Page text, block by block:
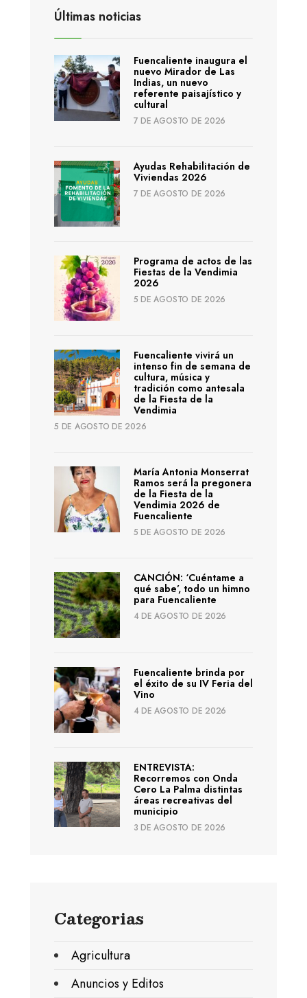
Últimas noticias
Fuencaliente inaugura el
nuevo Mirador de Las
Indias, un nuevo
referente paisajístico y
cultural
7 DE AGOSTO DE 2026
Ayudas Rehabilitación de
Viviendas 2026
7 DE AGOSTO DE 2026
Programa de actos de las
Fiestas de la Vendimia
2026
5 DE AGOSTO DE 2026
Fuencaliente vivirá un
intenso fin de semana de
cultura, música y
tradición como antesala
de la Fiesta de la
Vendimia
5 DE AGOSTO DE 2026
María Antonia Monserrat
Ramos será la pregonera
de la Fiesta de la
Vendimia 2026 de
Fuencaliente
5 DE AGOSTO DE 2026
CANCIÓN: ‘Cuéntame a
qué sabe’, todo un himno
para Fuencaliente
4 DE AGOSTO DE 2026
Fuencaliente brinda por
el éxito de su IV Feria del
Vino
4 DE AGOSTO DE 2026
ENTREVISTA:
Recorremos con Onda
Cero La Palma distintas
áreas recreativas del
municipio
3 DE AGOSTO DE 2026
Categorias
Agricultura
Anuncios y Editos